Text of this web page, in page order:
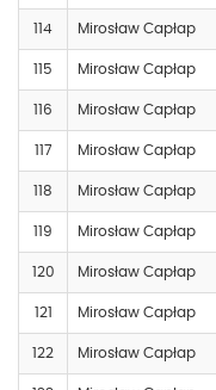
114 Mirosław Capłap
115 Mirosław Capłap
116 Mirosław Capłap
117 Mirosław Capłap
118 Mirosław Capłap
119 Mirosław Capłap
120 Mirosław Capłap
121 Mirosław Capłap
122 Mirosław Capłap